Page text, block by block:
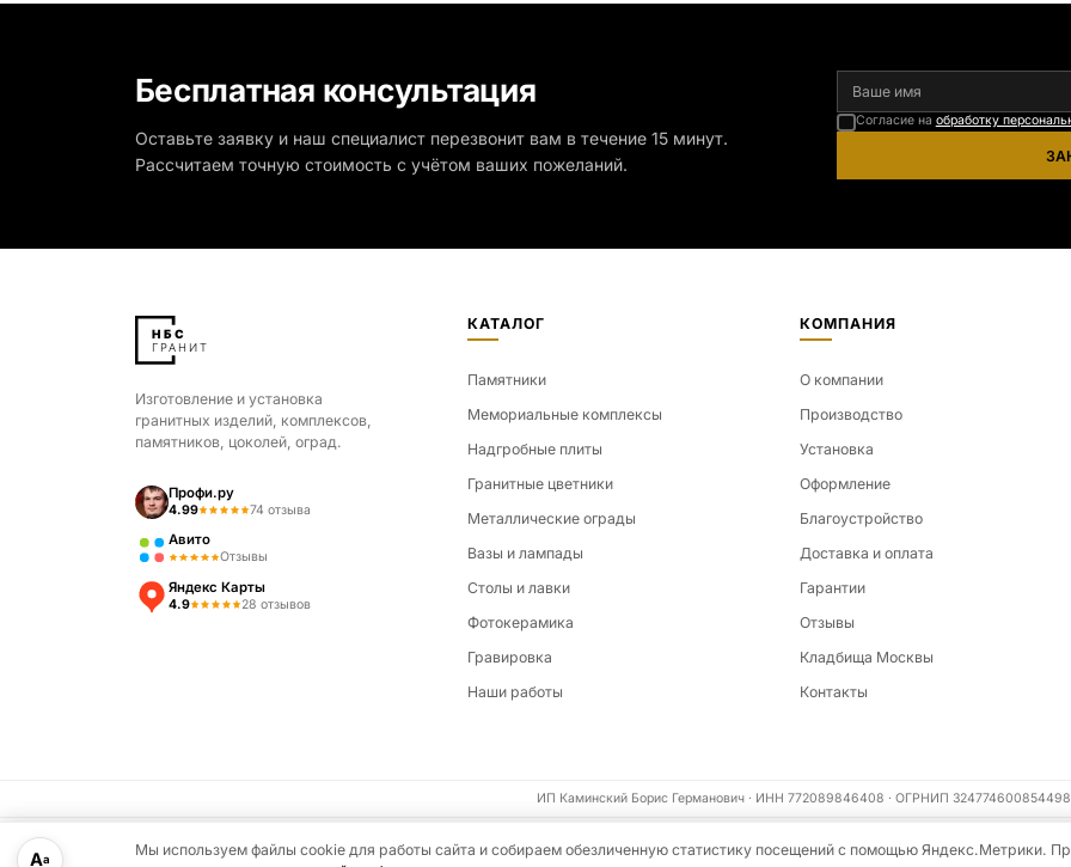
Бесплатная консультация
Оставьте заявку и наш специалист перезвонит вам в течение 15 минут.
Рассчитаем точную стоимость с учётом ваших пожеланий.
Согласие на обработку
Изготовление и установка
гранитных изделий, комплексов,
памятников, цоколей, оград.
Профи.ру
4.99 74 отзыва
Авито
Отзывы
Яндекс Карты
4.9 28 отзывов
КАТАЛОГ
Памятники
Мемориальные комплексы
Надгробные плиты
Гранитные цветники
Металлические ограды
Вазы и лампады
Столы и лавки
Фотокерамика
Гравировка
Наши работы
КОМПАНИЯ
О компании
Производство
Установка
Оформление
Благоустройство
Доставка и оплата
Гарантии
Отзывы
Кладбища Москвы
Контакты
ИП Каминский Борис Германович · ИНН 772089846408 · ОГРНИП 324774600854498
© 2026 НБС Гранит. Все права защищены. Политика конфиденциальностиПользовательское соглашениеКарта сайта Информация на сайте не
Мы используем файлы cookie для работы сайта и собираем обезличенную статистику посещений с помощью Яндекс.Метрики.
Аа